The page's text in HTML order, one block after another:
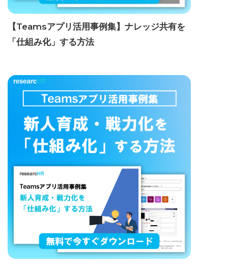
【Teamsアプリ活用事例集】ナレッジ共有を
「仕組み化」する方法